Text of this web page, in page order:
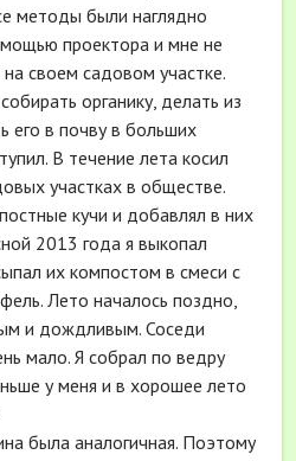
методы были наглядно
проектора и мне не
своем садовом участке.
органику, делать из
его в почву в больших
В течение лета косил
участках в обществе.
кучи и добавлял в них
2013 года я выкопал
их компостом в смеси с
Лето началось поздно,
и дождливым. Соседи
мало. Я собрал по ведру
у меня и в хорошее лето
была аналогичная. Поэтому